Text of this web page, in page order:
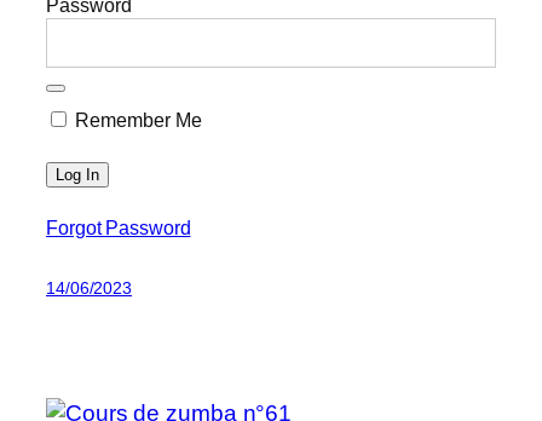
Password
Remember Me
Forgot Password
14/06/2023